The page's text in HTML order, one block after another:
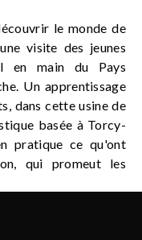
le monde de
visite des jeunes
en main du Pays
Un apprentissage
dans cette usine de
basée à Torcy-
pratique ce qu'ont
qui promeut les